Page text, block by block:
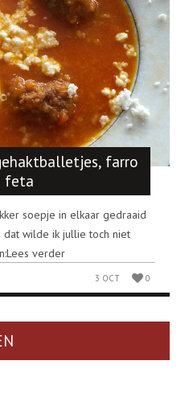
farro
feta
soepje in elkaar gedraaid
wilde ik jullie toch niet
verder
3 OCT 0